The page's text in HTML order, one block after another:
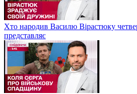
Хто народив Василю Вірастюку
представляє